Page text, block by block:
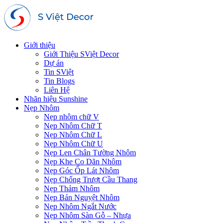
Giới thiệu
Giới Thiệu SViệt Decor
Dự án
Tin SViệt
Tin Blogs
Liên Hệ
Nhãn hiệu Sunshine
Nẹp Nhôm
Nẹp nhôm chữ V
Nẹp Nhôm Chữ T
Nẹp Nhôm Chữ L
Nẹp Nhôm Chữ U
Nẹp Len Chân Tường Nhôm
Nẹp Khe Co Dãn Nhôm
Nẹp Góc Ốp Lát Nhôm
Nẹp Chống Trượt Cầu Thang
Nẹp Thảm Nhôm
Nẹp Bán Nguyệt Nhôm
Nẹp Nhôm Ngắt Nước
Nẹp Nhôm Sàn Gỗ – Nhựa